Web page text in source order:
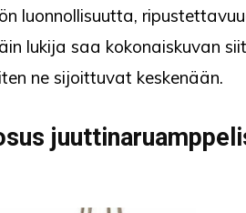
luonnollisuutta,
lukija saa kokonaiskuvan
ne sijoittuvat keskenään.